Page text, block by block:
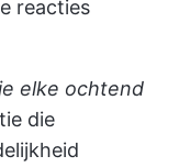
reacties
elke ochtend
die